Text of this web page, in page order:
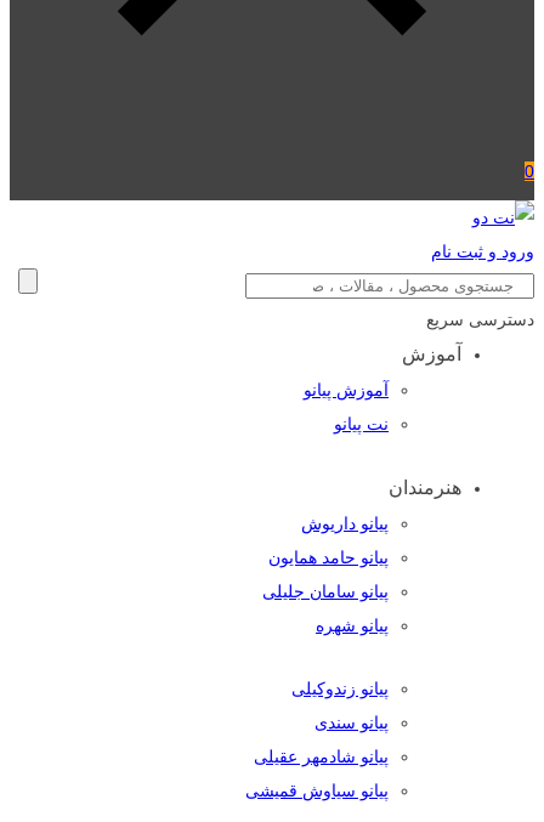
0
ورود و ثبت نام
دسترسی سریع
آموزش
آموزش پیانو
نت پیانو
هنرمندان
پیانو داریوش
پیانو حامد همایون
پیانو سامان جلیلی
پیانو شهره
پیانو زندوکیلی
پیانو سندی
پیانو شادمهر عقیلی
پیانو سیاوش قمیشی